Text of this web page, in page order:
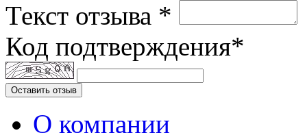
Текст отзыва *
Код подтверждения*
Оставить отзыв
О компании